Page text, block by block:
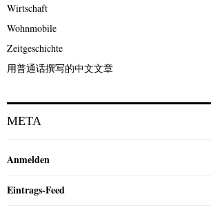
Wirtschaft
Wohnmobile
Zeitgeschichte
用普通话撰写的中文文章
META
Anmelden
Eintrags-Feed